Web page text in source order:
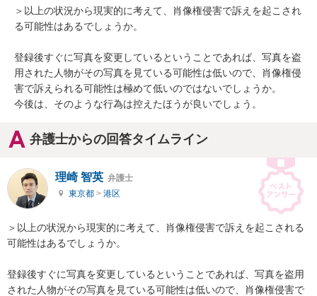
＞以上の状況から現実的に考えて、肖像権侵害で訴えを起こされ
る可能性はあるでしょうか。
登録後すぐに写真を変更しているということであれば、写真を盗
用された人物がその写真を見ている可能性は低いので、肖像権侵
害で訴えられる可能性は極めて低いのではないでしょうか。
今後は、そのような行為は控えたほうが良いでしょう。
弁護士からの回答タイムライン
理崎 智英 弁護士
東京都 > 港区
＞以上の状況から現実的に考えて、肖像権侵害で訴えを起こされる
可能性はあるでしょうか。
登録後すぐに写真を変更しているということであれば、写真を盗用
された人物がその写真を見ている可能性は低いので、肖像権侵害で